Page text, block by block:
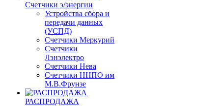
Счетчики э/энергии
Устройства сбора и
передачи данных
(УСПД)
Счетчики Меркурий
Счетчики
Лэнэлектро
Счетчики Нева
Счетчики ННПО им
М.В.Фрунзе
РАСПРОДАЖА